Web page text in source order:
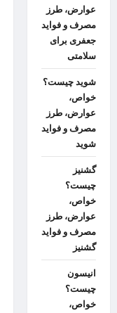
عوارض، طرز
مصرف و فواید
جعفری برای
سلامتی
شوید چیست؟
خواص،
عوارض، طرز
مصرف و فواید
شوید
گشنیز
چیست؟
خواص،
عوارض، طرز
مصرف و فواید
گشنیز
انیسون
چیست؟
خواص،